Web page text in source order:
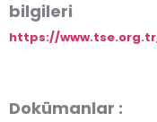
bilgileri
https://
Dokümanlar :